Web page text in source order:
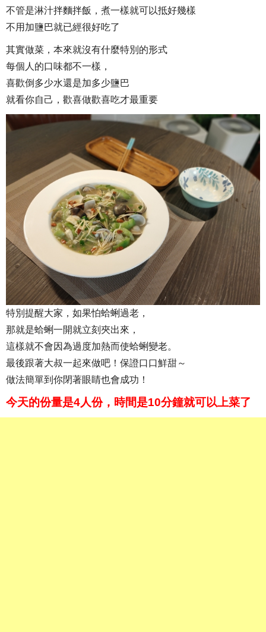
不管是淋汁拌麵拌飯，煮一樣就可以抵好幾樣
不用加鹽巴就已經很好吃了
其實做菜，本來就沒有什麼特別的形式
每個人的口味都不一樣，
喜歡倒多少水還是加多少鹽巴
就看你自己，歡喜做歡喜吃才最重要
特別提醒大家，如果怕蛤蜊過老，
那就是蛤蜊一開就立刻夾出來，
這樣就不會因為過度加熱而使蛤蜊變老。
最後跟著大叔一起來做吧！保證口口鮮甜～
做法簡單到你閉著眼睛也會成功！
今天的份量是4人份，時間是10分鐘就可以上菜了